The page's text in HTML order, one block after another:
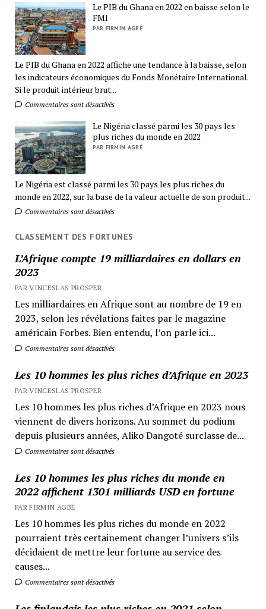
Le PIB du Ghana en 2022 en baisse selon le
FMI
PAR FIRMIN AGBÉ
Le PIB du Ghana en 2022 affiche une tendance à la baisse, selon
les indicateurs économiques du Fonds Monétaire International.
Si le produit intérieur brut...
Commentaires sont désactivés
Le Nigéria classé parmi les 30 pays les
plus riches du monde en 2022
PAR FIRMIN AGBÉ
Le Nigéria est classé parmi les 30 pays les plus riches du
monde en 2022, sur la base de la valeur actuelle de son produit...
Commentaires sont désactivés
CLASSEMENT DES FORTUNES
L’Afrique compte 19 milliardaires en dollars en
2023
PAR VINCESLAS PROSPER
Les milliardaires en Afrique sont au nombre de 19 en
2023, selon les révélations faites par le magazine
américain Forbes. Bien entendu, l’on parle ici...
Commentaires sont désactivés
Les 10 hommes les plus riches d’Afrique en 2023
PAR VINCESLAS PROSPER
Les 10 hommes les plus riches d’Afrique en 2023 nous
viennent de divers horizons. Au sommet du podium
depuis plusieurs années, Aliko Dangoté surclasse de...
Commentaires sont désactivés
Les 10 hommes les plus riches du monde en
2022 affichent 1301 milliards USD en fortune
PAR FIRMIN AGBÉ
Les 10 hommes les plus riches du monde en 2022
pourraient très certainement changer l’univers s’ils
décidaient de mettre leur fortune au service des
causes...
Commentaires sont désactivés